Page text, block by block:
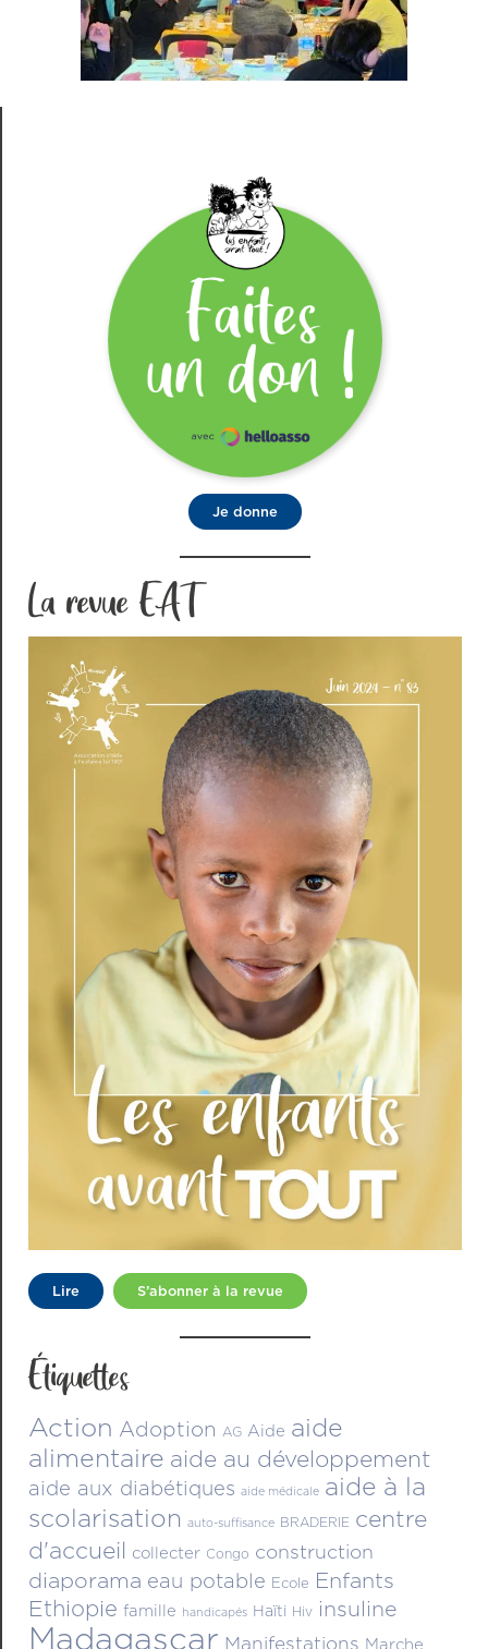
Je donne
La revue EAT
Lire S’abonner à la revue
Étiquettes
Action Adoption AG Aide aide
alimentaire aide au développement
aide aux diabétiques aide médicale aide à la
scolarisation auto-suffisance BRADERIE centre
d'accueil collecter Congo construction
diaporama eau potable Ecole Enfants
Ethiopie famille handicapés Haïti Hiv insuline
Madagascar Manifestations Marche